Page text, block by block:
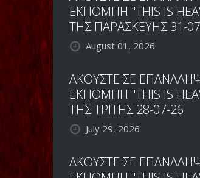
ΕΚΠΟΜΠΗ "THIS IS
ΤΗΣ ΠΑΡΑΣΚΕΥΗΣ 31-
August 01, 2026
ΑΚΟΥΣΤΕ ΣΕ
ΕΚΠΟΜΠΗ "THIS IS
ΤΗΣ ΤΡΙΤΗΣ 28-07-26
July 29, 2026
ΑΚΟΥΣΤΕ ΣΕ